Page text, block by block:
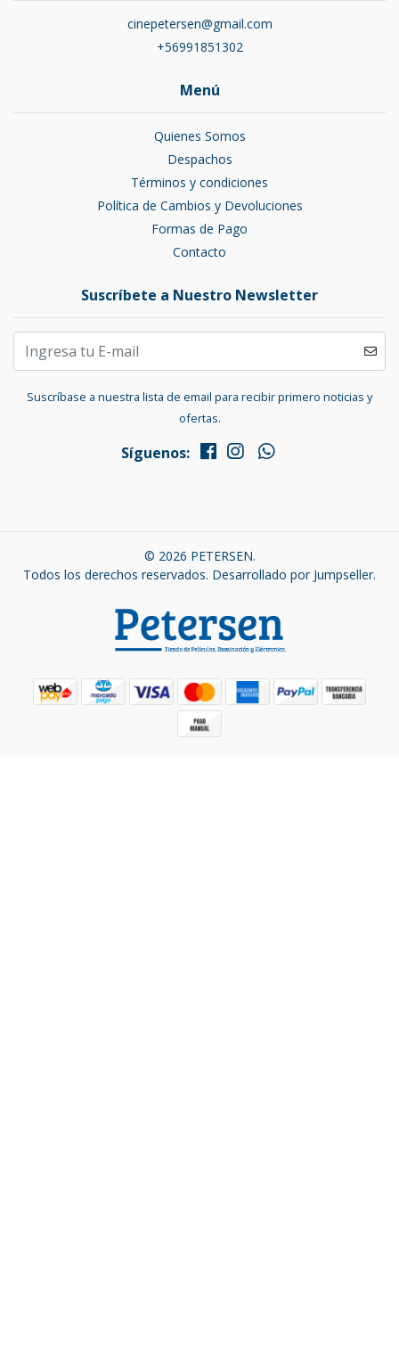
cinepetersen@gmail.com
+56991851302
Menú
Quienes Somos
Despachos
Términos y condiciones
Política de Cambios y Devoluciones
Formas de Pago
Contacto
Suscríbete a Nuestro Newsletter
Suscríbase a nuestra lista de email para recibir primero noticias y
ofertas.
Síguenos:
© 2026 PETERSEN.
Todos los derechos reservados. Desarrollado por Jumpseller.